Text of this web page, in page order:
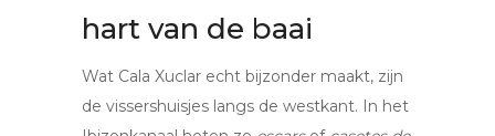
hart van de baai
Wat Cala Xuclar echt bijzonder maakt, zijn
de vissershuisjes langs de westkant. In het